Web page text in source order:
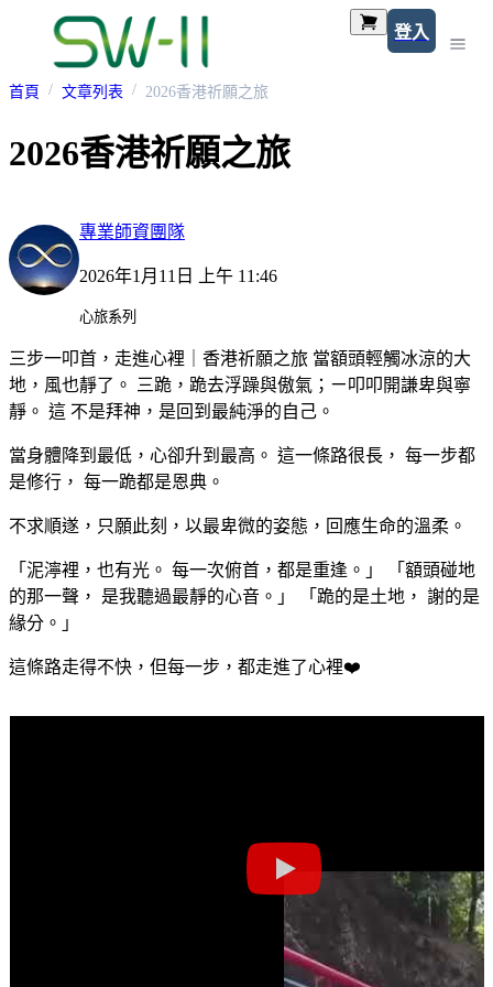
登入
首頁 文章列表 2026香港祈願之旅
2026香港祈願之旅
專業師資團隊
2026年1月11日 上午 11:46
心旅系列
三步一叩首，走進心裡｜香港祈願之旅 當額頭輕觸冰涼的大
地，風也靜了。 三跪，跪去浮躁與傲氣；ㄧ叩叩開謙卑與寧
靜。 這 不是拜神，是回到最純淨的自己。
當身體降到最低，心卻升到最高。 這一條路很長， 每一步都
是修行， 每一跪都是恩典。
不求順遂，只願此刻，以最卑微的姿態，回應生命的溫柔。
「泥濘裡，也有光。 每一次俯首，都是重逢。」 「額頭碰地
的那一聲， 是我聽過最靜的心音。」 「跪的是土地， 謝的是
緣分。」
這條路走得不快，但每一步，都走進了心裡❤️